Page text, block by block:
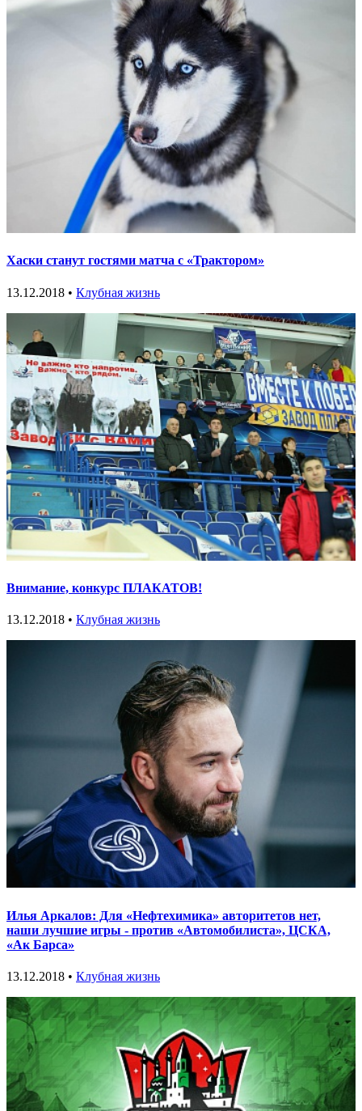
Хаски станут гостями матча с «Трактором»
13.12.2018 • Клубная жизнь
Внимание, конкурс ПЛАКАТОВ!
13.12.2018 • Клубная жизнь
Илья Аркалов: Для «Нефтехимика» авторитетов нет,
наши лучшие игры - против «Автомобилиста», ЦСКА,
«Ак Барса»
13.12.2018 • Клубная жизнь